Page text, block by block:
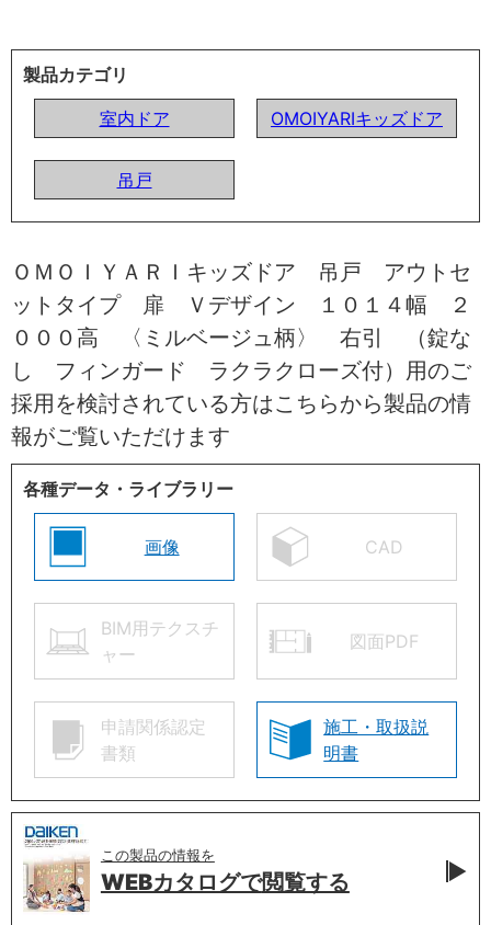
製品カテゴリ
室内ドア
OMOIYARIキッズドア
吊戸
ＯＭＯＩＹＡＲＩキッズドア 吊戸 アウトセ
ットタイプ 扉 Ｖデザイン １０１４幅 ２
０００高 〈ミルベージュ柄〉 右引 （錠な
し フィンガード ラクラクローズ付）用のご
採用を検討されている方はこちらから製品の情
報がご覧いただけます
各種データ・ライブラリー
画像 CAD
BIM用テクスチ
ャー
図面PDF
申請関係認定
書類
施工・取扱説
明書
この製品の情報を
WEBカタログで閲覧する